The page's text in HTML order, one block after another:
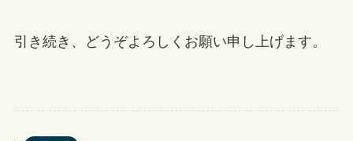
引き続き、どうぞよろしくお願い申し上げます。